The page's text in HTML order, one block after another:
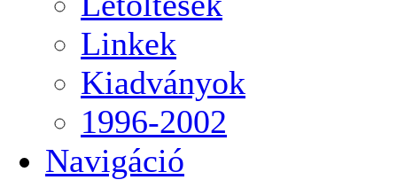
Linkek
Kiadványok
1996-2002
Navigáció